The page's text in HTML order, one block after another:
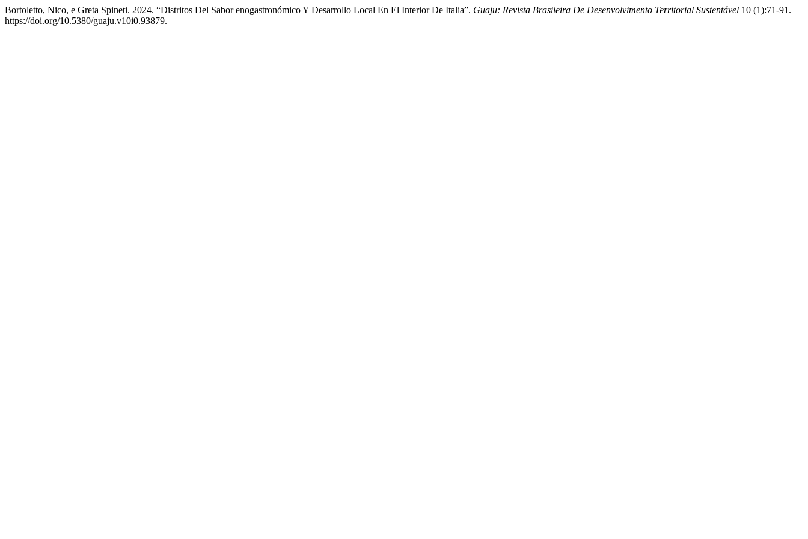
Bortoletto, Nico, e Greta Spineti. 2024. “Distritos Del Sabor enogastronómico Y Desarrollo Local En El Interior De Italia”. Guaju: Revista Brasileira De Desenvolvimento Territorial Sustentável 10 (1):71-91.
https://doi.org/10.5380/guaju.v10i0.93879.